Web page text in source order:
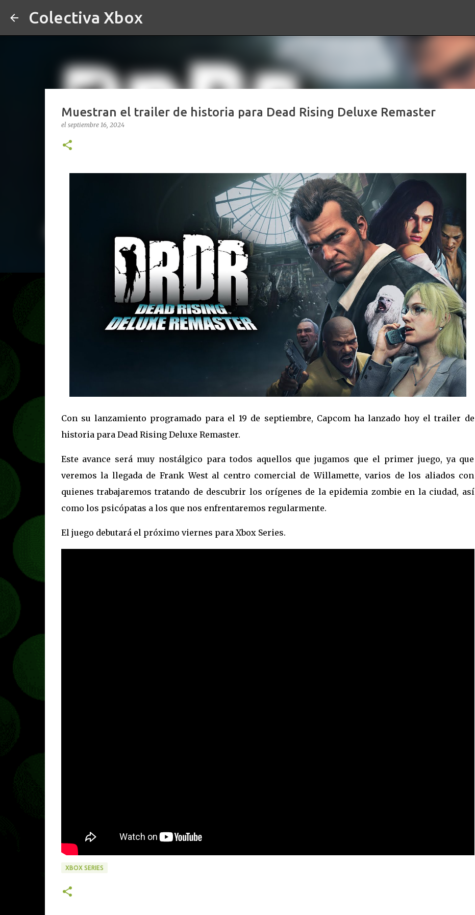
Colectiva Xbox
Muestran el trailer de historia para Dead Rising Deluxe Remaster
el septiembre 16, 2024
Con su lanzamiento programado para el 19 de septiembre, Capcom ha lanzado hoy el trailer de
historia para Dead Rising Deluxe Remaster.
Este avance será muy nostálgico para todos aquellos que jugamos que el primer juego, ya que
veremos la llegada de Frank West al centro comercial de Willamette, varios de los aliados con
quienes trabajaremos tratando de descubrir los orígenes de la epidemia zombie en la ciudad, así
como los psicópatas a los que nos enfrentaremos regularmente.
El juego debutará el próximo viernes para Xbox Series.
XBOX SERIES